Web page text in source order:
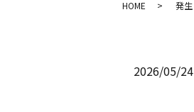
HOME 発生
2026/05/24